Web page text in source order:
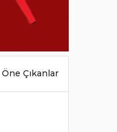
Öne Çıkanlar